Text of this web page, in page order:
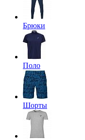
Брюки
Поло
Шорты